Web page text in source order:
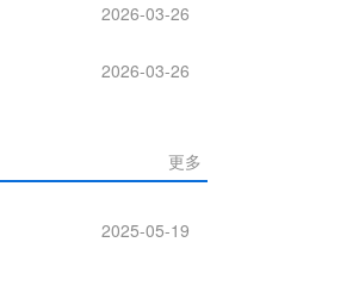
2026-03-26
2026-03-26
更多
2025-05-19